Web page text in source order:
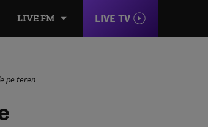
LIVE FM LIVE TV
pe teren